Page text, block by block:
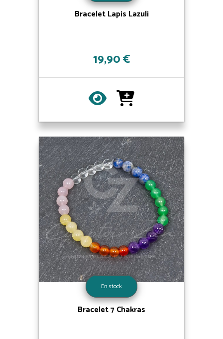
Bracelet Lapis Lazuli
19,90 €
En stock
Bracelet 7 Chakras